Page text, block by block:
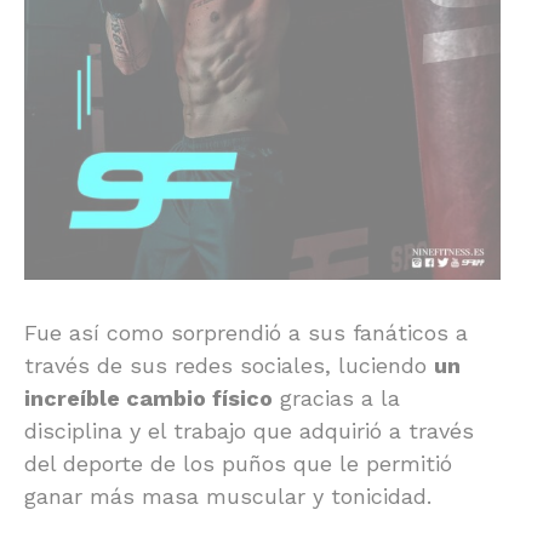
Fue así como sorprendió a sus fanáticos a
través de sus redes sociales, luciendo un
increíble cambio físico gracias a la
disciplina y el trabajo que adquirió a través
del deporte de los puños que le permitió
ganar más masa muscular y tonicidad.